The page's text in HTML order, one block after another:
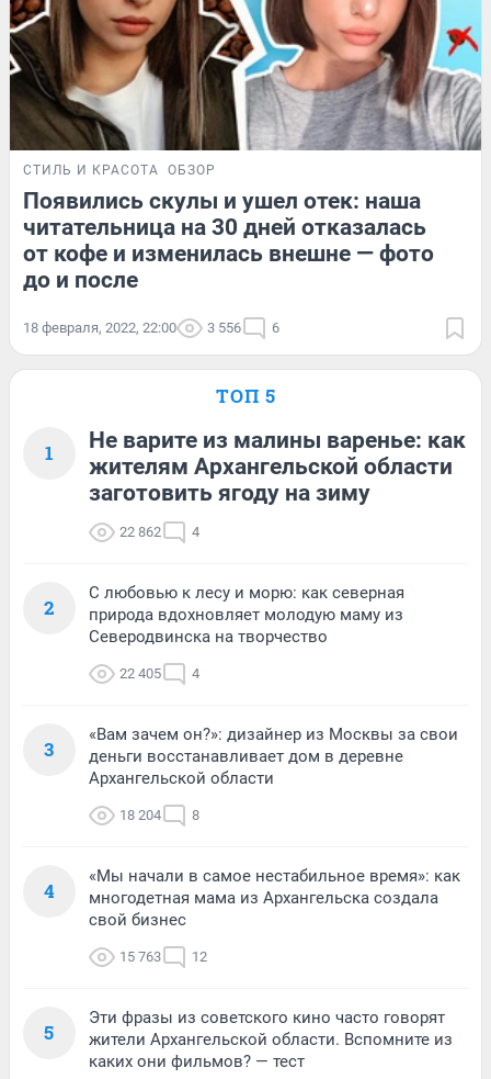
СТИЛЬ И КРАСОТА ОБЗОР
Появились скулы и ушел отек: наша
читательница на 30 дней отказалась
от кофе и изменилась внешне — фото
до и после
18 февраля, 2022, 22:00 3 556 6
ТОП 5
1
Не варите из малины варенье: как
жителям Архангельской области
заготовить ягоду на зиму
22 862 4
2
С любовью к лесу и морю: как северная
природа вдохновляет молодую маму из
Северодвинска на творчество
22 405 4
3
«Вам зачем он?»: дизайнер из Москвы за свои
деньги восстанавливает дом в деревне
Архангельской области
18 204 8
4
«Мы начали в самое нестабильное время»: как
многодетная мама из Архангельска создала
свой бизнес
15 763 12
5
Эти фразы из советского кино часто говорят
жители Архангельской области. Вспомните из
каких они фильмов? — тест